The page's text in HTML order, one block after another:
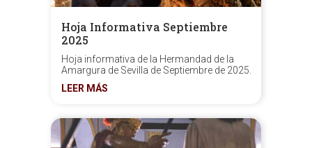
Hoja Informativa Septiembre
2025
Hoja informativa de la Hermandad de la
Amargura de Sevilla de Septiembre de 2025.
LEER MÁS